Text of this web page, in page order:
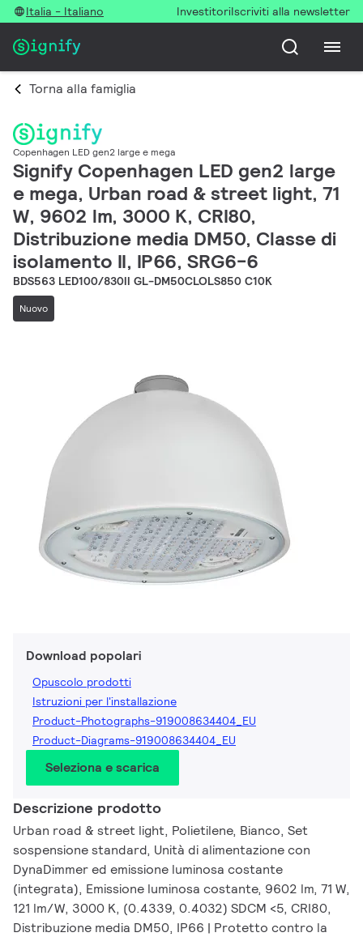
Italia - Italiano InvestitoriIscriviti alla newsletter
Torna alla famiglia
Copenhagen LED gen2 large e mega
Signify Copenhagen LED gen2 large
e mega, Urban road & street light, 71
W, 9602 lm, 3000 K, CRI80,
Distribuzione media DM50, Classe di
isolamento II, IP66, SRG6-6
BDS563 LED100/830II GL-DM50CLOLS850 C10K
Nuovo
Download popolari
Opuscolo prodotti
Istruzioni per l'installazione
Product-Photographs-919008634404_EU
Product-Diagrams-919008634404_EU
Seleziona e scarica
Descrizione prodotto
Urban road & street light, Polietilene, Bianco, Set
sospensione standard, Unità di alimentazione con
DynaDimmer ed emissione luminosa costante
(integrata), Emissione luminosa costante, 9602 lm, 71 W,
121 lm/W, 3000 K, (0.4339, 0.4032) SDCM <5, CRI80,
Distribuzione media DM50, IP66 | Protetto contro la